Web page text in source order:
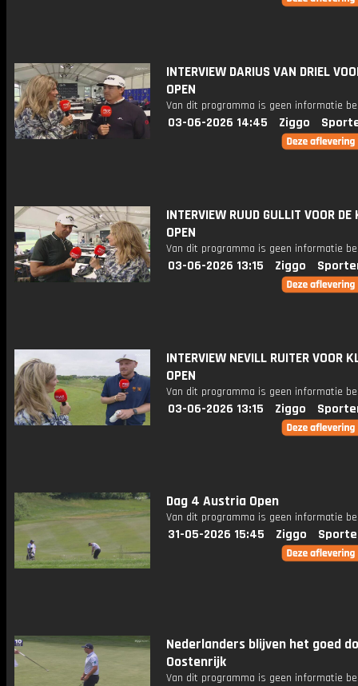
INTERVIEW DARIUS VAN DRIEL
OPEN
Van dit programma is geen informatie
03-06-2026 14:45 Ziggo
INTERVIEW RUUD GULLIT VOOR DE
OPEN
Van dit programma is geen informatie
03-06-2026 13:15 Ziggo
INTERVIEW NEVILL RUITER VOOR
OPEN
Van dit programma is geen informatie
03-06-2026 13:15 Ziggo
Dag 4 Austria Open
Van dit programma is geen informatie
31-05-2026 15:45 Ziggo
Nederlanders blijven het goed
Oostenrijk
Van dit programma is geen informatie